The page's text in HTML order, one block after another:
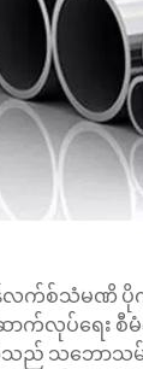
က်စ်သံမဏိ ပိုက်
ပ်ရေး စီမံကိ
သဘောသမ်ဗ်